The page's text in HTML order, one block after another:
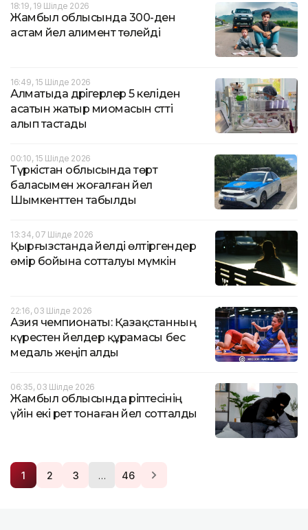
18:19, 19 Шілде 2026
Жамбыл облысында 300-ден
астам әйел алимент төлейді
16:49, 15 Шілде 2026
Алматыда дәрігерлер 5 келіден
асатын жатыр миомасын сәтті
алып тастады
00:10, 15 Шілде 2026
Түркістан облысында төрт
баласымен жоғалған әйел
Шымкенттен табылды
13:34, 07 Шілде 2026
Қырғызстанда әйелді өлтіргендер
өмір бойына сотталуы мүмкін
22:16, 03 Шілде 2026
Азия чемпионаты: Қазақстанның
күрестен әйелдер құрамасы бес
медаль жеңіп алды
06:35, 03 Шілде 2026
Жамбыл облысында әріптесінің
үйін екі рет тонаған әйел сотталды
1 2 3 … 46